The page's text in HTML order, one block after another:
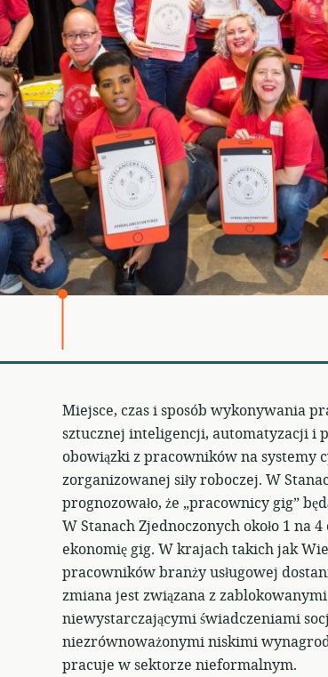
Miejsce, czas i sposób wykonywania
sztucznej inteligencji, automatyzacji i
obowiązki z pracowników na systemy
zorganizowanej siły roboczej. W
prognozowało, że „pracownicy gig”
W Stanach Zjednoczonych około 1 na
ekonomię gig. W krajach takich jak
pracowników branży usługowej
zmiana jest związana z
niewystarczającymi świadczeniami
niezrównoważonymi niskimi
pracuje w sektorze nieformalnym.